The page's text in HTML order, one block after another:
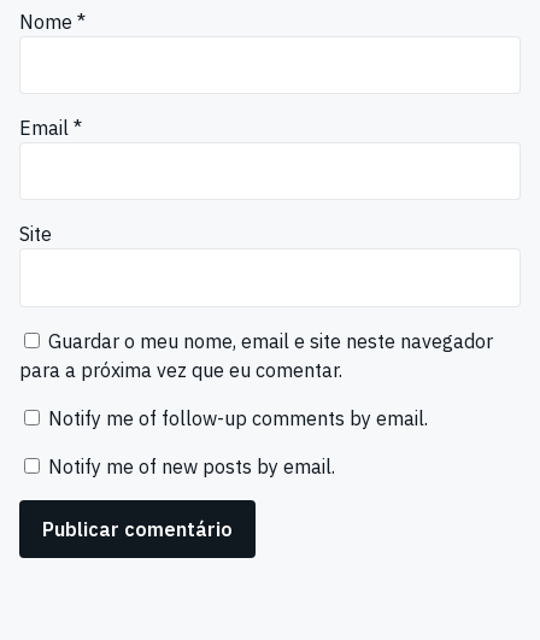
Nome *
Email *
Site
Guardar o meu nome, email e site neste navegador
para a próxima vez que eu comentar.
Notify me of follow-up comments by email.
Notify me of new posts by email.